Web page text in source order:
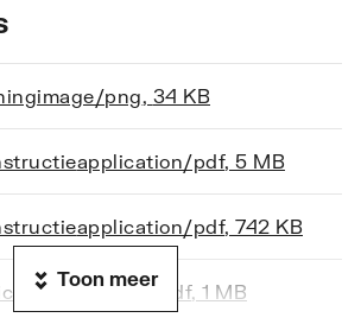
Chroom
Overig
1-gats
image/png 34 KB
application/pdf, 5 MB
application/pdf, 742 KB
application/pdf, 1 MB
Toon meer